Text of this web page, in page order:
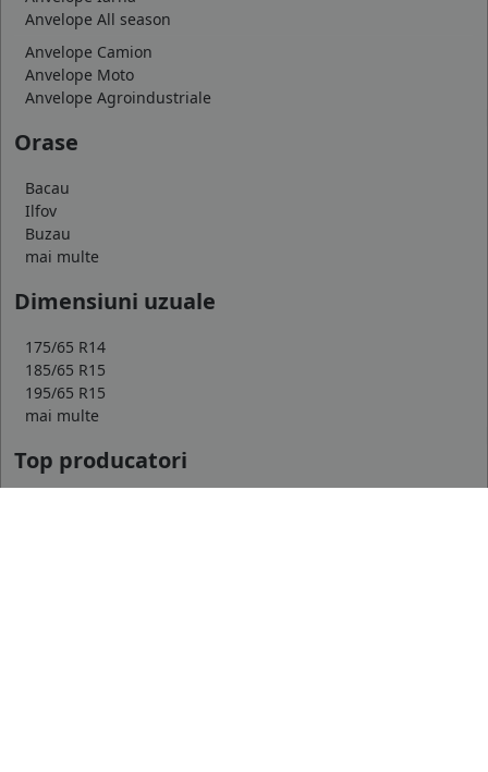
Anvelope All season
Anvelope Camion
Anvelope Moto
Anvelope Agroindustriale
Orase
Bacau
Ilfov
Buzau
mai multe
Dimensiuni uzuale
175/65 R14
185/65 R15
195/65 R15
mai multe
Top producatori